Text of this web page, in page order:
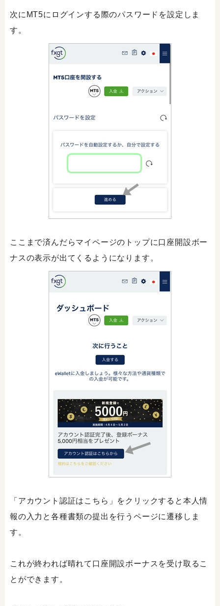
次にMT5にログインする際のパスワードを設定しま
す。
ここまで済んだらマイページのトップに口座開設ボー
ナスの表示が出てくるようになります。
「アカウント認証はこちら」をクリックすると本人情
報の入力と各種書類の提出を行うページに遷移しま
す。
これが終われば晴れて口座開設ボーナスを受け取るこ
とができます。